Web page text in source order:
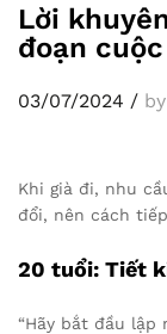
Lời
đoạn
03/07/2024 / by
Khi già đi, nhu
đổi, nên cách
20 tuổi: Tiết
“Hãy bắt đầu lập